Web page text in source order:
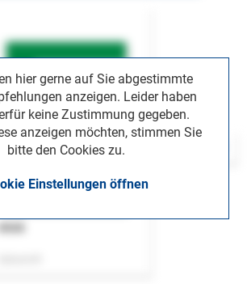
hier gerne auf Sie abgestimmte
anzeigen. Leider haben
keine Zustimmung gegeben.
anzeigen möchten, stimmen Sie
bitte den Cookies zu.
Einstellungen öffnen